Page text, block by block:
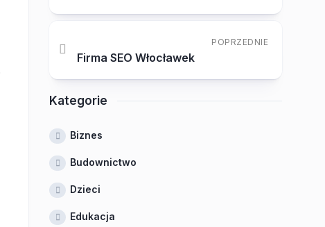
POPRZEDNIE
Firma SEO Włocławek
Kategorie
Biznes
Budownictwo
Dzieci
Edukacja